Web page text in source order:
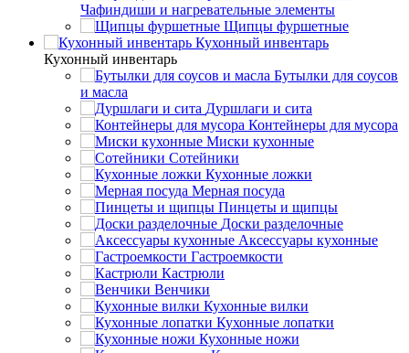
Чафиндиши и нагревательные элементы
Щипцы фуршетные
Кухонный инвентарь
Кухонный инвентарь
Бутылки для соусов
и масла
Дуршлаги и сита
Контейнеры для мусора
Миски кухонные
Сотейники
Кухонные ложки
Мерная посуда
Пинцеты и щипцы
Доски разделочные
Аксессуары кухонные
Гастроемкости
Кастрюли
Венчики
Кухонные вилки
Кухонные лопатки
Кухонные ножи